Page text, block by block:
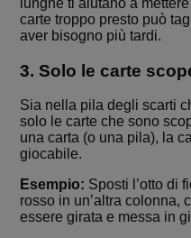
carte troppo presto può
aver bisogno più tardi.
3. Solo le carte
Sia nella pila degli scarti
solo le carte che sono
una carta (o una pila), la
giocabile.
Esempio: Sposti l’otto di
rosso in un’altra colonna,
essere girata e messa in
BlissWG
CookieScriptConsent